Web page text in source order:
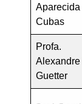
Aparecida
Cubas
Profa.
Alexandre
Guetter